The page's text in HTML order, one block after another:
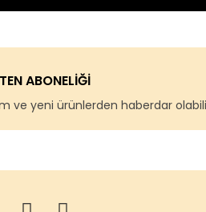
ABONELİĞİ
ve yeni ürünlerden haberdar